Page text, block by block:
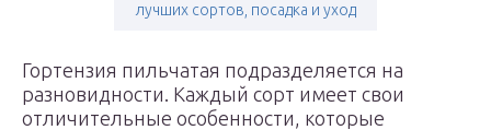
лучших сортов, посадка и уход
Гортензия пильчатая подразделяется на
разновидности. Каждый сорт имеет свои
отличительные особенности, которые